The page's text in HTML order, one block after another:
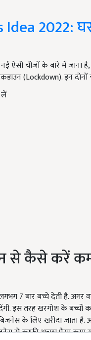
लें
Idea 2022:
ऐसी चीजों के बारे में जाना
(Lockdown). इन दोनों
से कैसे करें
7 बार बच्चे देती है. अगर
इस तरह खरगोश के
के लिए खरीदा जाता
से काफी अच्छा पैसा कमा